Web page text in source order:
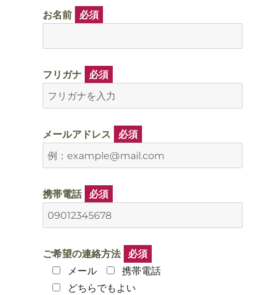
お名前 必須
フリガナ 必須
メールアドレス 必須
携帯電話 必須
ご希望の連絡方法
必須
メール
携帯電話
どちらでもよい